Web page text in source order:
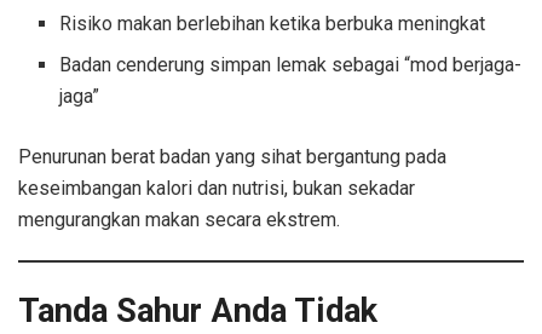
Risiko makan berlebihan ketika berbuka meningkat
Badan cenderung simpan lemak sebagai “mod berjaga-
jaga”
Penurunan berat badan yang sihat bergantung pada
keseimbangan kalori dan nutrisi, bukan sekadar
mengurangkan makan secara ekstrem.
Tanda Sahur Anda Tidak